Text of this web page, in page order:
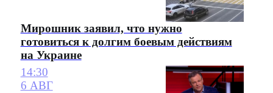
Мирошник заявил, что нужно
готовиться к долгим боевым действиям
на Украине
14:30
6 АВГ